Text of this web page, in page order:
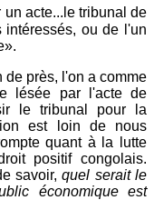
acte...le tribunal de
intéressés, ou de l'un
de près, l'on a comme
lésée par l'acte de
le tribunal pour la
est loin de nous
quant à la lutte
positif congolais.
savoir,quel serait le
économique est